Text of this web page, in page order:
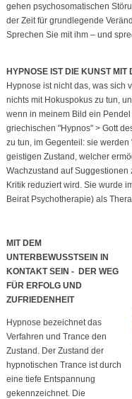
gehen psychosomatischen
der Zeit für grundlegende
Sprechen Sie mit ihm – und
HYPNOSE IST DIE KUNST
Hypnose ist nicht das, was sich
nichts mit Hokuspokus zu tun,
wenn in meinem Bild ein
griechischen "Hypnos" > Gott
zu tun, im Gegenteil: sie
geistigen Zustand, welcher
Wachzustand auf
Kritik reduziert wird. Sie wurde
Beirat Psychotherapie) als
MIT DEM
UNTERBEWUSSTSEIN IN
KONTAKT SEIN - DER WEG
FÜR ERFOLG UND
ZUFRIEDENHEIT
Hypnose bezeichnet das
Verfahren und Trance den
Zustand. Der Zustand der
hypnotischen Trance ist durch
eine tiefe Entspannung
gekennzeichnet. Die